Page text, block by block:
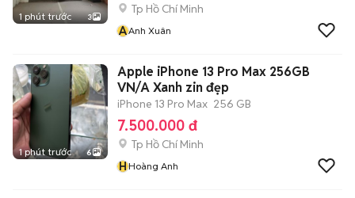
1 phút trước 3
Tp Hồ Chí Minh
AAnh Xuân
1 phút trước 6
Apple iPhone 13 Pro Max 256GB
VN/A Xanh zin đẹp
iPhone 13 Pro Max 256 GB
7.500.000 đ
Tp Hồ Chí Minh
HHoàng Anh